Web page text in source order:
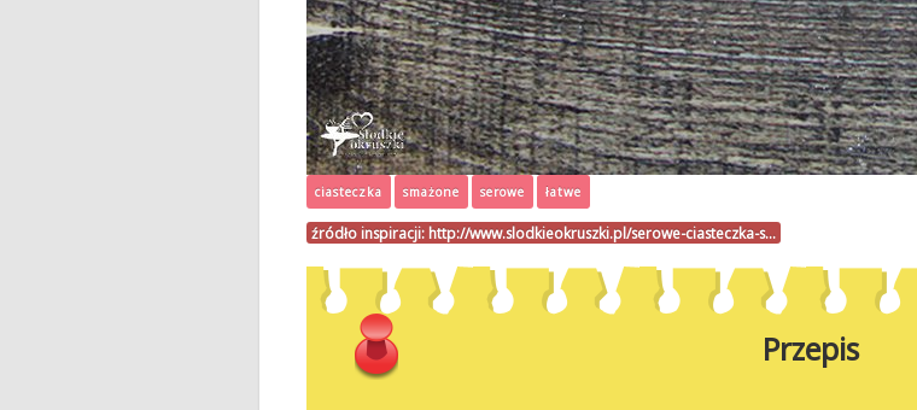
ciasteczka smażone serowe łatwe
źródło inspiracji: http://www.slodkieokruszki.pl/serowe-ciasteczka-s…
Przepis